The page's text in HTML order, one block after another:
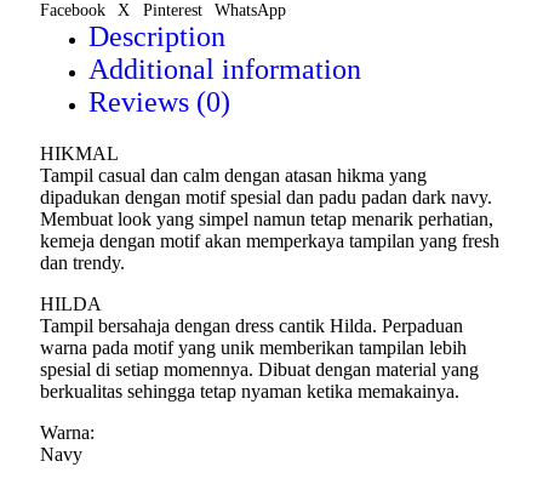
Facebook X Pinterest WhatsApp
Description
Additional information
Reviews (0)
HIKMAL
Tampil casual dan calm dengan atasan hikma yang
dipadukan dengan motif spesial dan padu padan dark navy.
Membuat look yang simpel namun tetap menarik perhatian,
kemeja dengan motif akan memperkaya tampilan yang fresh
dan trendy.
HILDA
Tampil bersahaja dengan dress cantik Hilda. Perpaduan
warna pada motif yang unik memberikan tampilan lebih
spesial di setiap momennya. Dibuat dengan material yang
berkualitas sehingga tetap nyaman ketika memakainya.
Warna:
Navy